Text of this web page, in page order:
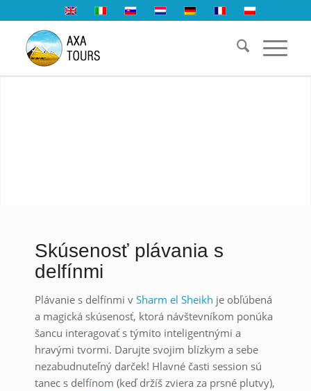
Skúsenosť plávania s
delfínmi
Plávanie s delfínmi v Sharm el Sheikh je obľúbená
a magická skúsenosť, ktorá návštevníkom ponúka
šancu interagovať s týmito inteligentnými a
hravými tvormi. Darujte svojim blízkym a sebe
nezabudnuteľný darček! Hlavné časti session sú
tanec s delfínom (keď držíš zviera za prsné plutvy),